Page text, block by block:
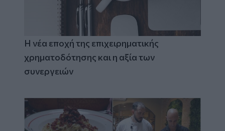
Η νέα εποχή της επιχειρηματικής
χρηματοδότησης και η αξία των
συνεργειών